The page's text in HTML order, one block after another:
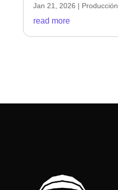
Jan 21, 2026 | Producción
read more